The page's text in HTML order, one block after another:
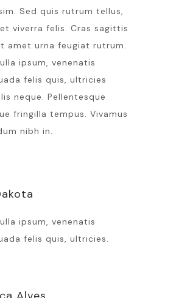
Sed quis rutrum tellus,
viverra felis. Cras sagittis
amet urna feugiat rutrum.
ipsum, venenatis
felis quis, ultricies
neque. Pellentesque
fringilla tempus. Vivamus
nibh in.
ipsum, venenatis
felis quis, ultricies.